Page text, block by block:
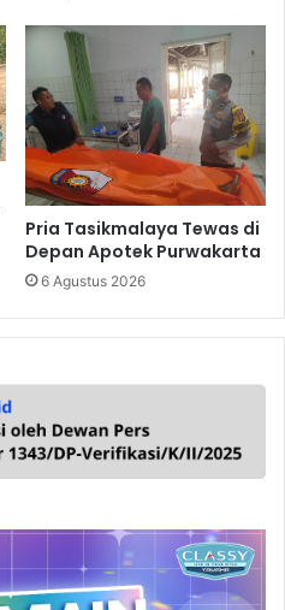
Pria Tasikmalaya Tewas di
Depan Apotek Purwakarta
6 Agustus 2026